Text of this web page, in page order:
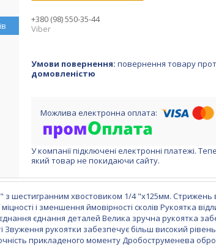
+380 (98) 550-35-44
Viber
повернення товару
домовленістю
У компанії підключені електронні платежі.
який товар не покидаючи сайту.
з шестигранним хвостовиком 1/4 "х125мм. Стрижень
і зменшення ймовірності сколів Рукоятка
єднання деталей Велика зручна рукоятка
рукоятки забезпечує більш високий
прикладеного моменту Дробоструменева